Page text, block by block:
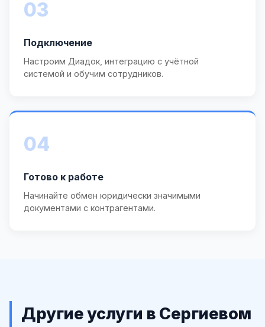
03
Подключение
Настроим Диадок, интеграцию с учётной
системой и обучим сотрудников.
04
Готово к работе
Начинайте обмен юридически значимыми
документами с контрагентами.
Другие услуги в Сергиевом